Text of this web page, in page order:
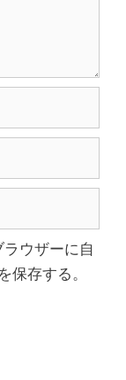
ウザーに自
保存する。